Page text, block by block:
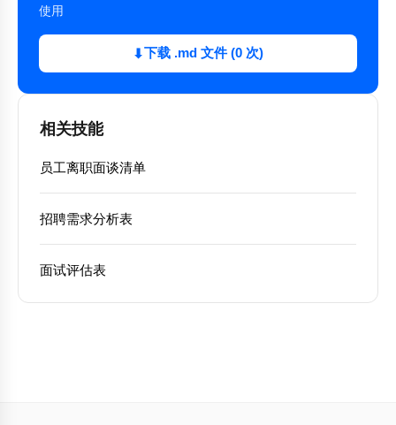
使用
⬇下载 .md 文件 (0 次)
相关技能
员工离职面谈清单
招聘需求分析表
面试评估表